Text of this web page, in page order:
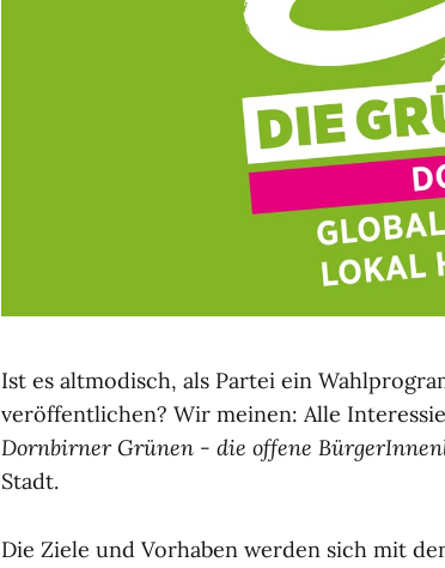
Ist es altmodisch, als Partei ein
veröffentlichen? Wir meinen: Alle
Dornbirner Grünen - die offene
Stadt.
Die Ziele und Vorhaben werden sich mit